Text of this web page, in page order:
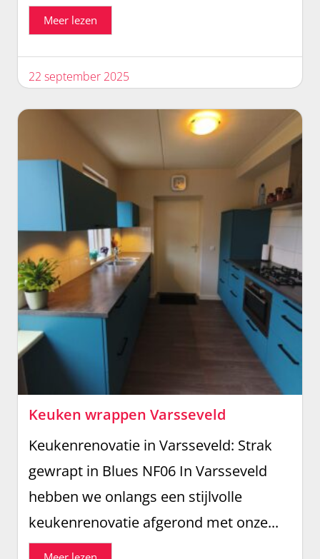
22 september 2025
Meer lezen
Keuken wrappen Varsseveld
Keukenrenovatie in Varsseveld: Strak
gewrapt in Blues NF06 In Varsseveld
hebben we onlangs een stijlvolle
keukenrenovatie afgerond met onze...